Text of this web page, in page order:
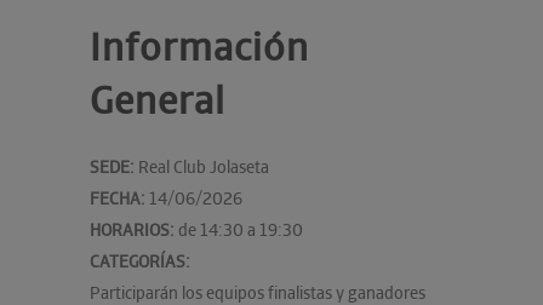
Información
General
SEDE: Real Club Jolaseta
FECHA: 14/06/2026
HORARIOS: de 14:30 a 19:30
CATEGORÍAS:
Participarán los equipos finalistas y ganadores